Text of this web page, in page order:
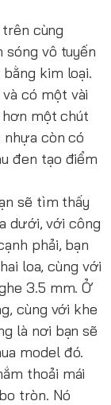
cùng
vô tuyến
kim loại.
có một vài
một chút
nhựa còn có
đen tạo điểm
sẽ tìm thấy
dưới, với công
phải, bạn
loa, cùng với
3.5 mm. Ở
cùng với khe
là nơi bạn sẽ
model đó.
thoải mái
tròn. Nó